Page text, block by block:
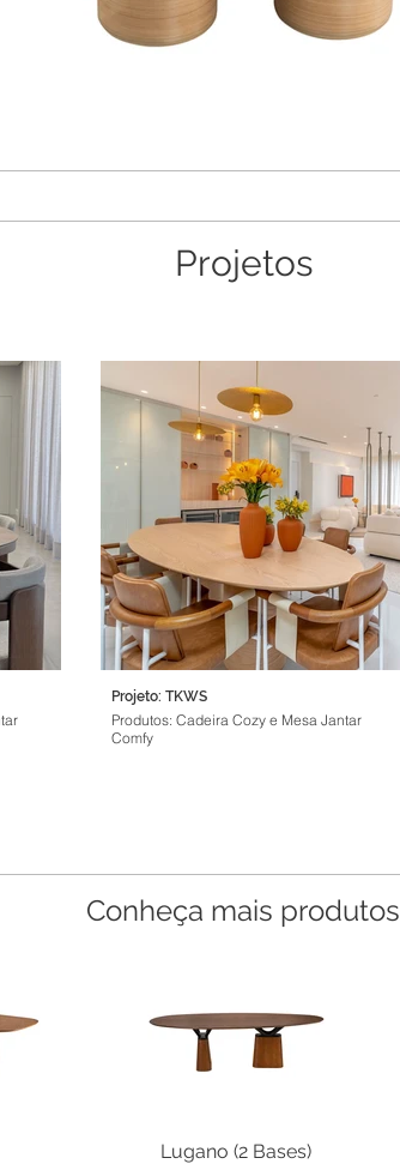
Projetos
Projeto: TKWS
Produtos: Cadeira Cozy e Mesa Jantar
Comfy
Conheça mais produtos
Lugano (2 Bases)